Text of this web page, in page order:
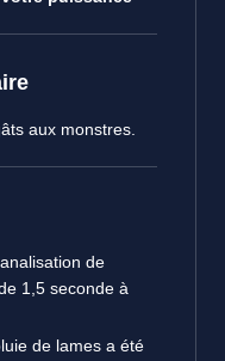
aux monstres.
de
1,5 seconde à
de lames a été